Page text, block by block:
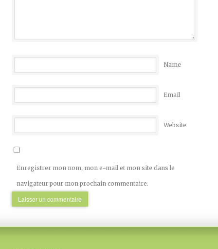
Name
Email
Website
Enregistrer mon nom, mon e-mail et mon site dans le
navigateur pour mon prochain commentaire.